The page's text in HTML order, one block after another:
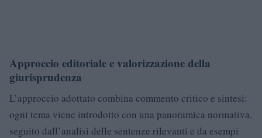
Approccio editoriale e valorizzazione della
giurisprudenza
L’approccio adottato combina commento critico e sintesi:
ogni tema viene introdotto con una panoramica normativa,
seguito dall’analisi delle sentenze rilevanti e da esempi